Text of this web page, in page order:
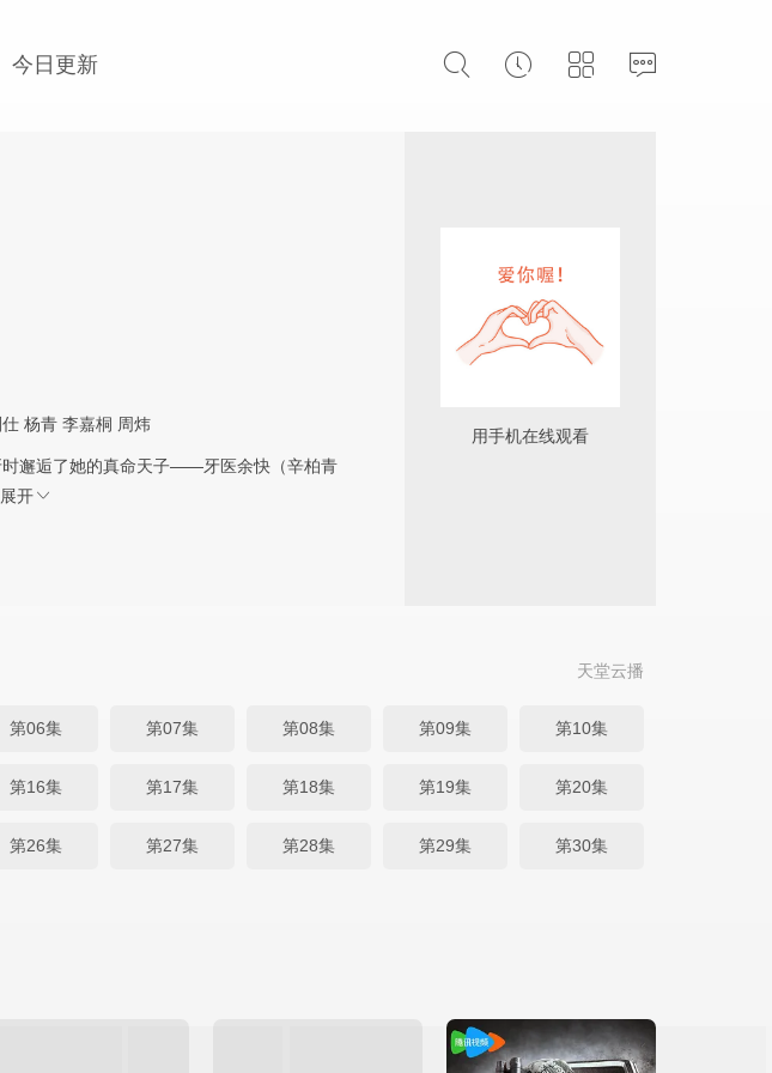
今日更新
杨青 李嘉桐 周炜
邂逅了她的真命天子——牙医余快（辛柏青
展开
用手机在线观看
天堂云播
第06集 第07集 第08集 第09集 第10集
第16集 第17集 第18集 第19集 第20集
第26集 第27集 第28集 第29集 第30集